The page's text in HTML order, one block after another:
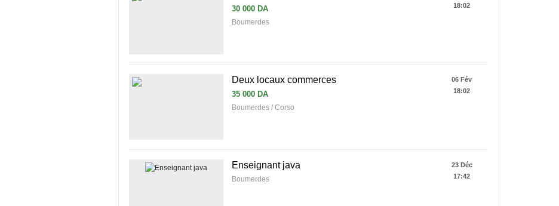
30 000 DA
Boumerdes
18:02
Deux locaux commerces
35 000 DA
Boumerdes / Corso
06 Fév
18:02
Enseignant java
Boumerdes
23 Déc
17:42